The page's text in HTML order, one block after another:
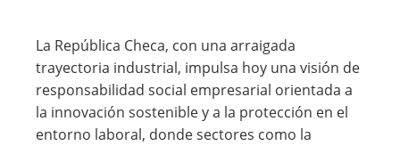
La República Checa, con una arraigada
trayectoria industrial, impulsa hoy una visión de
responsabilidad social empresarial orientada a
la innovación sostenible y a la protección en el
entorno laboral, donde sectores como la